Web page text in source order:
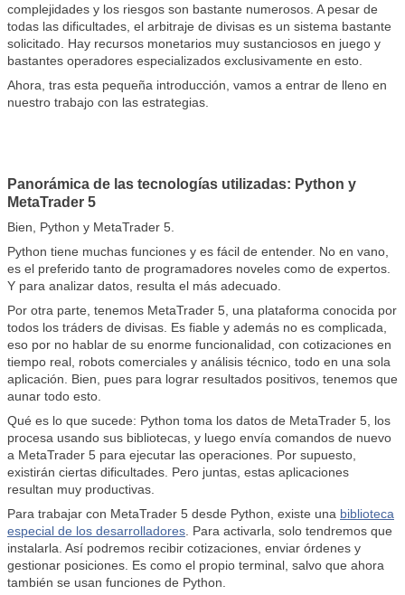
complejidades y los riesgos son bastante numerosos. A pesar de
todas las dificultades, el arbitraje de divisas es un sistema bastante
solicitado. Hay recursos monetarios muy sustanciosos en juego y
bastantes operadores especializados exclusivamente en esto.
Ahora, tras esta pequeña introducción, vamos a entrar de lleno en
nuestro trabajo con las estrategias.
Panorámica de las tecnologías utilizadas: Python y
MetaTrader 5
Bien, Python y MetaTrader 5.
Python tiene muchas funciones y es fácil de entender. No en vano,
es el preferido tanto de programadores noveles como de expertos.
Y para analizar datos, resulta el más adecuado.
Por otra parte, tenemos MetaTrader 5, una plataforma conocida por
todos los tráders de divisas. Es fiable y además no es complicada,
eso por no hablar de su enorme funcionalidad, con cotizaciones en
tiempo real, robots comerciales y análisis técnico, todo en una sola
aplicación. Bien, pues para lograr resultados positivos, tenemos que
aunar todo esto.
Qué es lo que sucede: Python toma los datos de MetaTrader 5, los
procesa usando sus bibliotecas, y luego envía comandos de nuevo
a MetaTrader 5 para ejecutar las operaciones. Por supuesto,
existirán ciertas dificultades. Pero juntas, estas aplicaciones
resultan muy productivas.
Para trabajar con MetaTrader 5 desde Python, existe una biblioteca
especial de los desarrolladores . Para activarla, solo tendremos que
instalarla. Así podremos recibir cotizaciones, enviar órdenes y
gestionar posiciones. Es como el propio terminal, salvo que ahora
también se usan funciones de Python.